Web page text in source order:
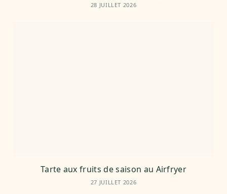
28 JUILLET 2026
Tarte aux fruits de saison au Airfryer
27 JUILLET 2026